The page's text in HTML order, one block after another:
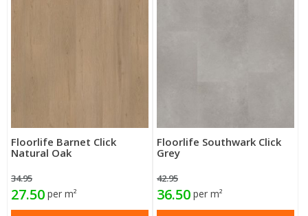
Floorlife Barnet Click
Natural Oak
34.95
27.50 per m²
Floorlife Southwark Click
Grey
42.95
36.50 per m²